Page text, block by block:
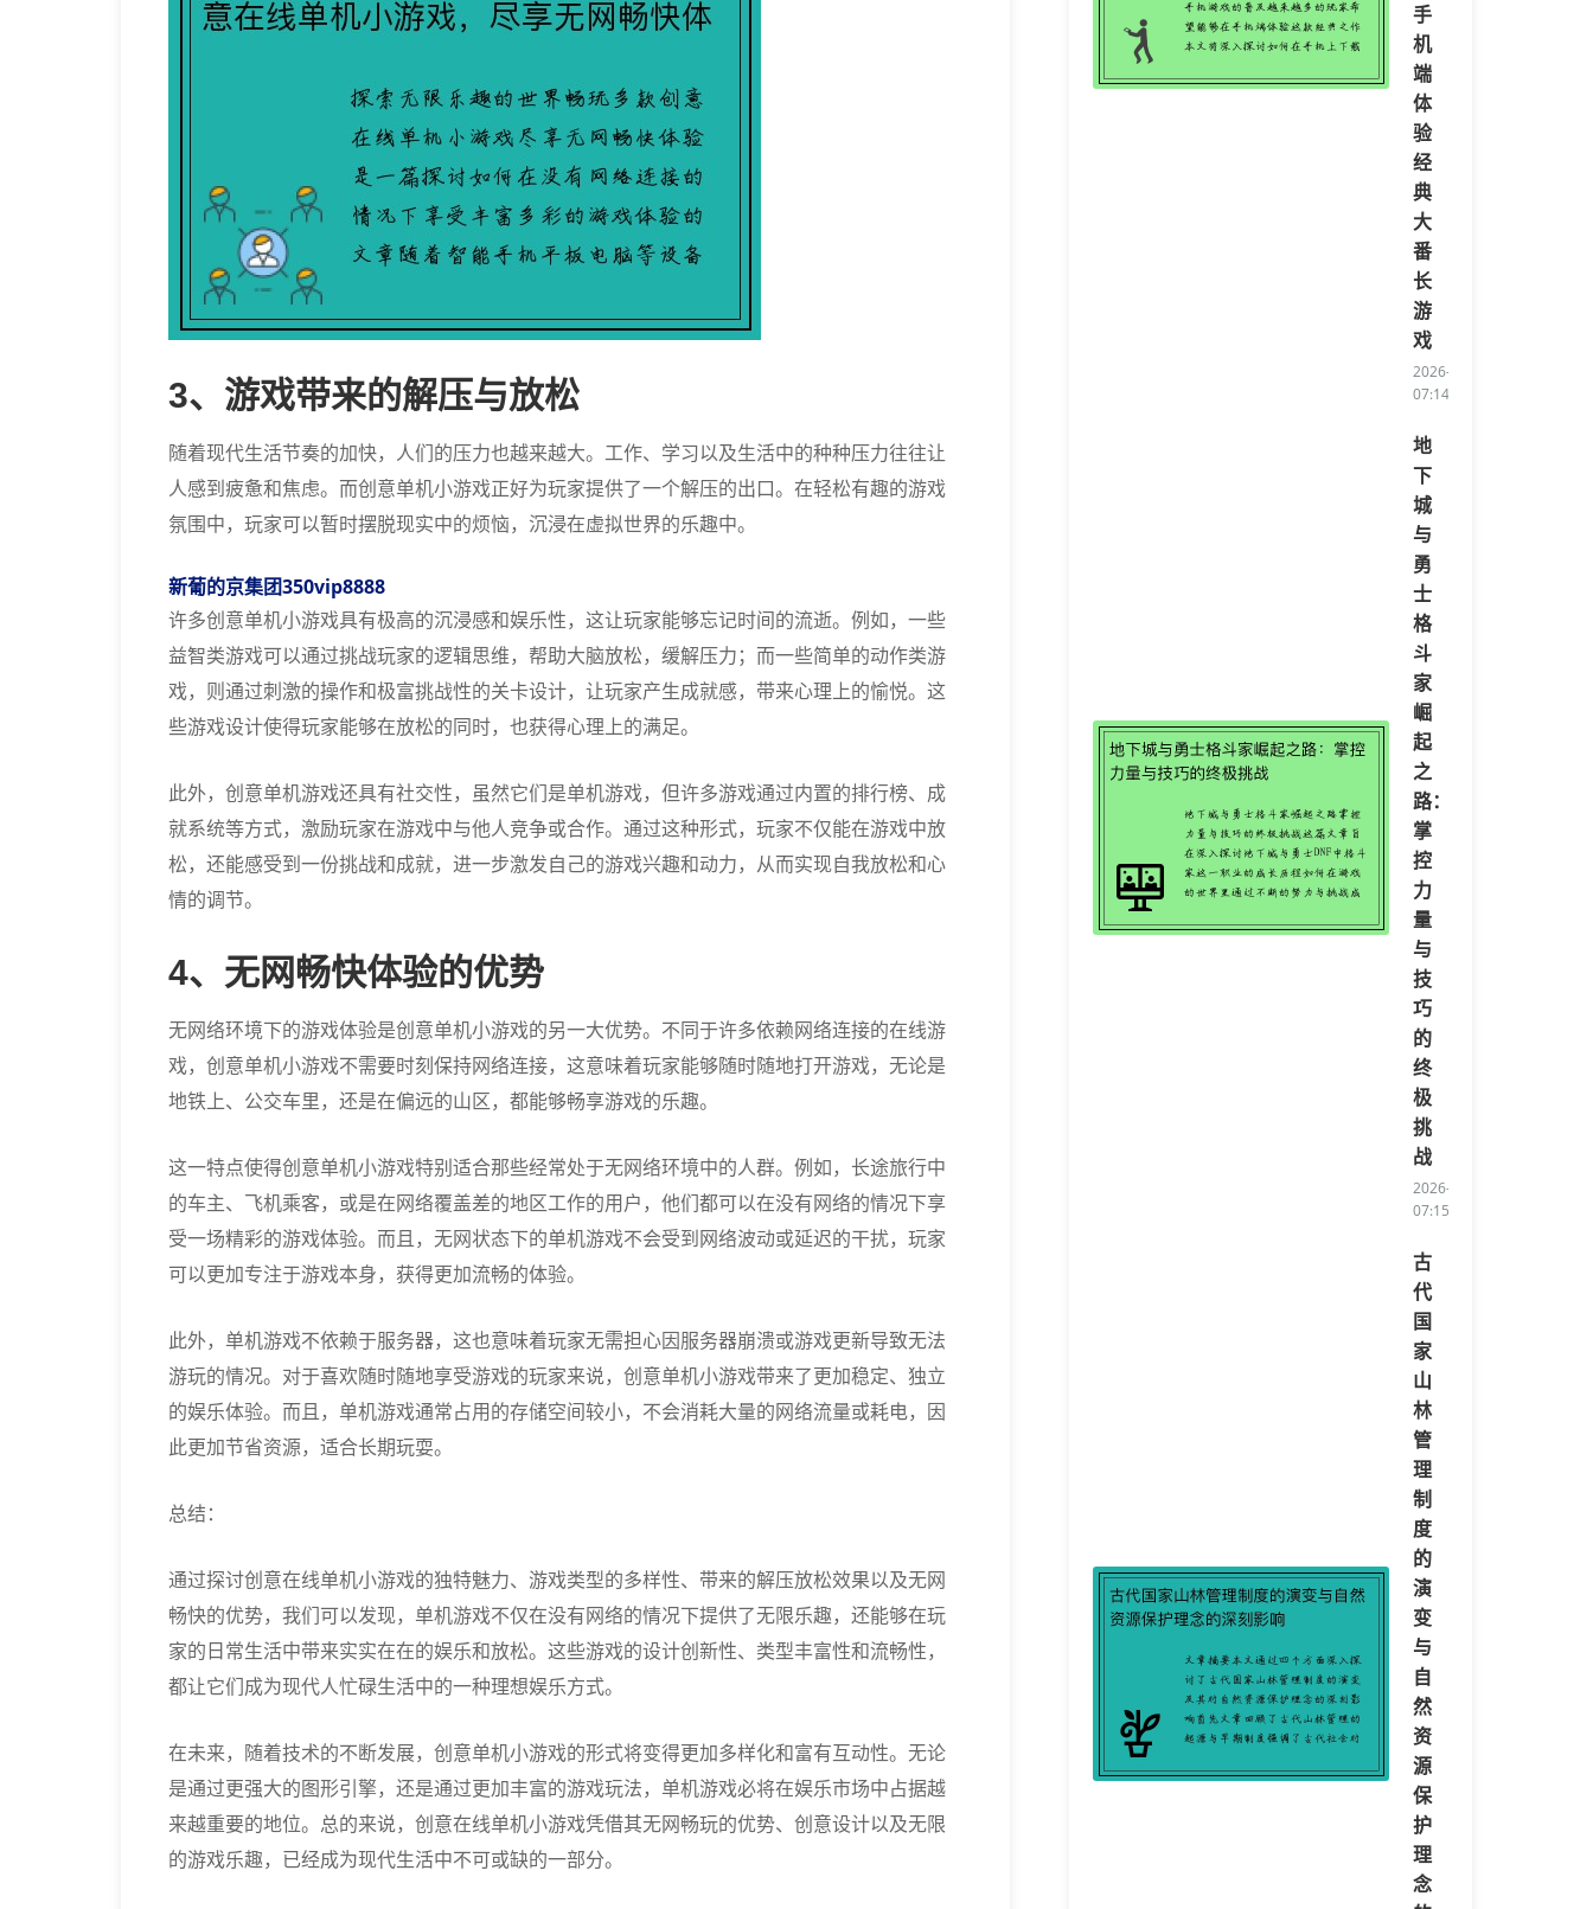
3、游戏带来的解压与放松
随着现代生活节奏的加快，人们的压力也越来越大。工作、学习以及生活中的种种压力往往让
人感到疲惫和焦虑。而创意单机小游戏正好为玩家提供了一个解压的出口。在轻松有趣的游戏
氛围中，玩家可以暂时摆脱现实中的烦恼，沉浸在虚拟世界的乐趣中。
新葡的京集团350vip8888
许多创意单机小游戏具有极高的沉浸感和娱乐性，这让玩家能够忘记时间的流逝。例如，一些
益智类游戏可以通过挑战玩家的逻辑思维，帮助大脑放松，缓解压力；而一些简单的动作类游
戏，则通过刺激的操作和极富挑战性的关卡设计，让玩家产生成就感，带来心理上的愉悦。这
些游戏设计使得玩家能够在放松的同时，也获得心理上的满足。
此外，创意单机游戏还具有社交性，虽然它们是单机游戏，但许多游戏通过内置的排行榜、成
就系统等方式，激励玩家在游戏中与他人竞争或合作。通过这种形式，玩家不仅能在游戏中放
松，还能感受到一份挑战和成就，进一步激发自己的游戏兴趣和动力，从而实现自我放松和心
情的调节。
4、无网畅快体验的优势
无网络环境下的游戏体验是创意单机小游戏的另一大优势。不同于许多依赖网络连接的在线游
戏，创意单机小游戏不需要时刻保持网络连接，这意味着玩家能够随时随地打开游戏，无论是
地铁上、公交车里，还是在偏远的山区，都能够畅享游戏的乐趣。
这一特点使得创意单机小游戏特别适合那些经常处于无网络环境中的人群。例如，长途旅行中
的车主、飞机乘客，或是在网络覆盖差的地区工作的用户，他们都可以在没有网络的情况下享
受一场精彩的游戏体验。而且，无网状态下的单机游戏不会受到网络波动或延迟的干扰，玩家
可以更加专注于游戏本身，获得更加流畅的体验。
此外，单机游戏不依赖于服务器，这也意味着玩家无需担心因服务器崩溃或游戏更新导致无法
游玩的情况。对于喜欢随时随地享受游戏的玩家来说，创意单机小游戏带来了更加稳定、独立
的娱乐体验。而且，单机游戏通常占用的存储空间较小，不会消耗大量的网络流量或耗电，因
此更加节省资源，适合长期玩耍。
总结：
通过探讨创意在线单机小游戏的独特魅力、游戏类型的多样性、带来的解压放松效果以及无网
畅快的优势，我们可以发现，单机游戏不仅在没有网络的情况下提供了无限乐趣，还能够在玩
家的日常生活中带来实实在在的娱乐和放松。这些游戏的设计创新性、类型丰富性和流畅性，
都让它们成为现代人忙碌生活中的一种理想娱乐方式。
在未来，随着技术的不断发展，创意单机小游戏的形式将变得更加多样化和富有互动性。无论
是通过更强大的图形引擎，还是通过更加丰富的游戏玩法，单机游戏必将在娱乐市场中占据越
来越重要的地位。总的来说，创意在线单机小游戏凭借其无网畅玩的优势、创意设计以及无限
的游戏乐趣，已经成为现代生活中不可或缺的一部分。
手
机
端
体
验
经
典
大
番
长
游
戏
2026-08-05
07:14:54/li>
地
下
城
与
勇
士
格
斗
家
崛
起
之
路：
掌
控
力
量
与
技
巧
的
终
极
挑
战
2026-08-04
07:15:23/li>
古
代
国
家
山
林
管
理
制
度
的
演
变
与
自
然
资
源
保
护
理
念